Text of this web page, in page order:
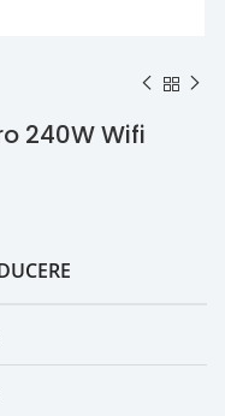
240W Wifi